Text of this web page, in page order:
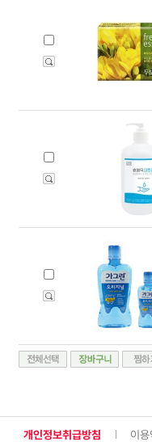
개인정보취급방침 이